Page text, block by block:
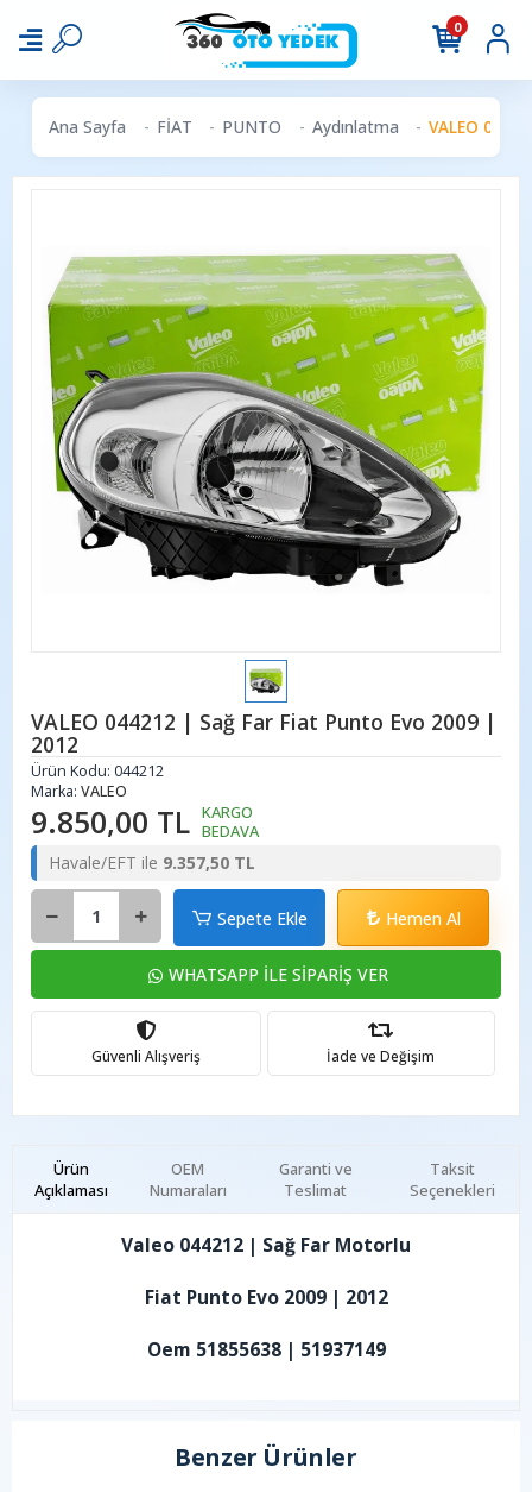
0
Ana Sayfa FİAT PUNTO Aydınlatma VALEO
VALEO 044212 | Sağ Far Fiat Punto Evo 2009 |
2012
Ürün Kodu: 044212
Marka: VALEO
9.850,00 TL KARGO
BEDAVA
Havale/EFT ile 9.357,50 TL
Sepete Ekle Hemen Al
WHATSAPP İLE SİPARİŞ VER
Güvenli Alışveriş İade ve Değişim
Ürün
Açıklaması
Garanti ve
Teslimat
Taksit
Seçenekleri
OEM
Numaraları
Valeo 044212 | Sağ Far Motorlu
Fiat Punto Evo 2009 | 2012
Oem 51855638 | 51937149
Benzer Ürünler